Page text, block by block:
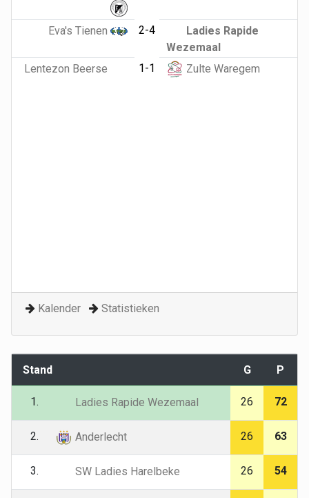
Eva's Tienen 2-4
Ladies Rapide
Wezemaal
Lentezon Beerse
1-1 Zulte Waregem
Kalender Statistieken
Stand G P
1. Ladies Rapide Wezemaal 26 72
2. Anderlecht 26 63
3. SW Ladies Harelbeke 26 54